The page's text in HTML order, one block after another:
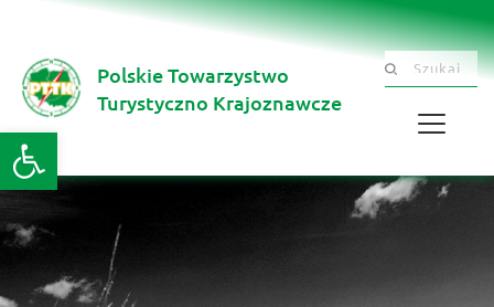
Otwórz pasek narzędzi
Polskie Towarzystwo
Turystyczno Krajoznawcze
Szukaj .......